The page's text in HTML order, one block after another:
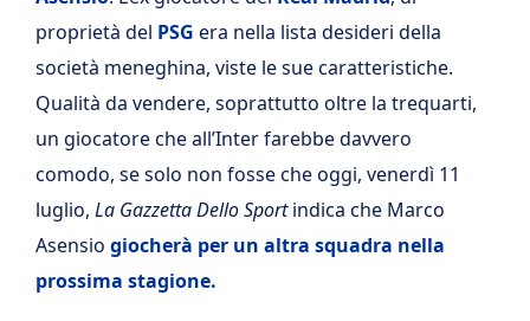
proprietà del PSG era nella lista desideri della
società meneghina, viste le sue caratteristiche.
Qualità da vendere, soprattutto oltre la trequarti,
un giocatore che all’Inter farebbe davvero
comodo, se solo non fosse che oggi, venerdì 11
luglio, La Gazzetta Dello Sportindica che Marco
Asensio giocherà per un altra squadra nella
prossima stagione.